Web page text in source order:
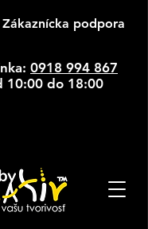
Zákaznícka podpora
0918 994 867
10:00 do 18:00